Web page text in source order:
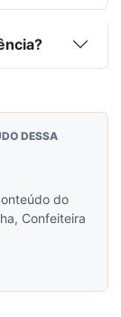
DESSA
do
Confeiteira